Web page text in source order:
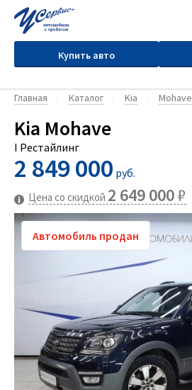
Купить авто
Главная Каталог Kia Mohave
Kia Mohave
I Рестайлинг
2 849 000 руб.
Цена со скидкой 2 649 000₽